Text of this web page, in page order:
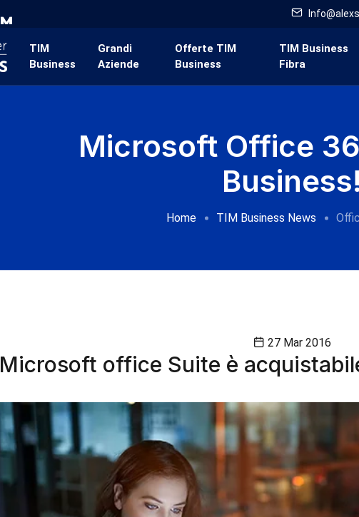
TIM
Business
Grandi
Aziende
Offerte TIM
Business
TIM Business
Fibra
Microsoft Office
Business!
Home TIM Business News
27 Mar 2016
office Suite è